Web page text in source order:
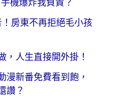
房東不再拒絕毛小孩
，人生直接開外掛！
漫新番免費看到飽，
讚？